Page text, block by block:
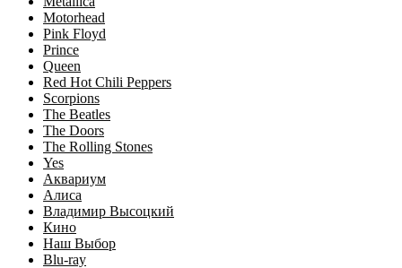
Motorhead
Pink Floyd
Prince
Queen
Red Hot Chili Peppers
Scorpions
The Beatles
The Doors
The Rolling Stones
Yes
Аквариум
Алиса
Владимир Высоцкий
Кино
Наш Выбор
Blu-ray